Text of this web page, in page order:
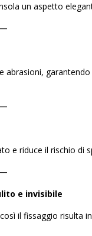
un aspetto
riduce il rischio di
e invisibile
il fissaggio risulta